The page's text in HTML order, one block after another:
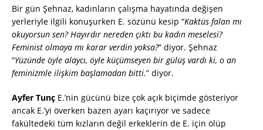
Bir gün Şehnaz, kadınların çalışma hayatında değişen
yerleriyle ilgili konuşurken E. sözünü kesip “Kaktüs falan mı
okuyorsun sen? Hayırdır nereden çıktı bu kadın meselesi?
Feminist olmaya mı karar verdin yoksa?” diyor. Şehnaz
“Yüzünde öyle alaycı, öyle küçümseyen bir gülüş vardı ki, o an
feminizmle ilişkim başlamadan bitti.” diyor.
Ayfer Tunç E.’nin gücünü bize çok açık biçimde gösteriyor
ancak E.’yi överken bazen ayarı kaçırıyor ve sadece
fakültedeki tüm kızların değil erkeklerin de E. için ölüp